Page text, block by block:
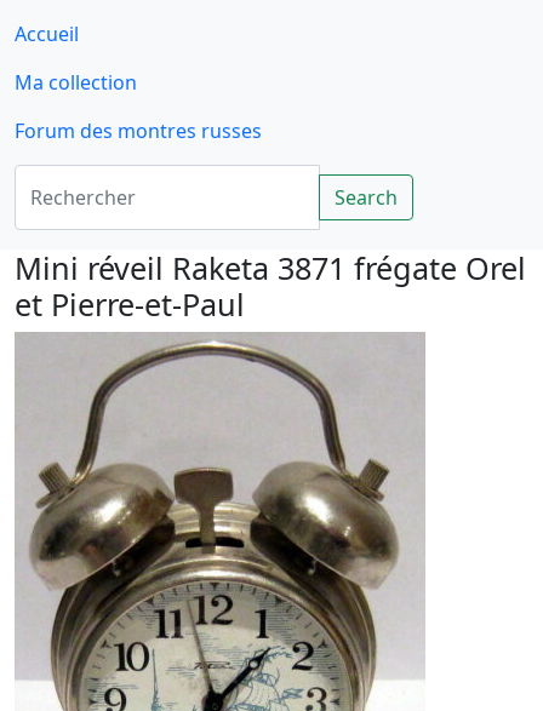
Accueil
Ma collection
Forum des montres russes
Rechercher
Search
Mini réveil Raketa 3871 frégate Orel
et Pierre-et-Paul